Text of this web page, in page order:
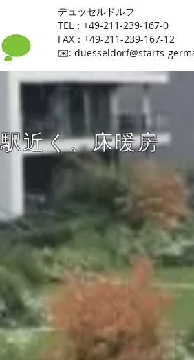
​デュッセルドルフ
TEL：+49-211-239-167-0
FAX：+49-211-239-167-12
​✉️: duesseldorf@starts-
近く、床暖房